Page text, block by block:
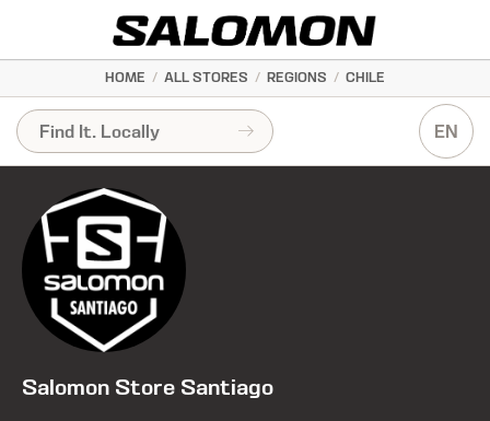
HOME / ALL STORES / REGIONS / CHILE
EN
Salomon Store Santiago